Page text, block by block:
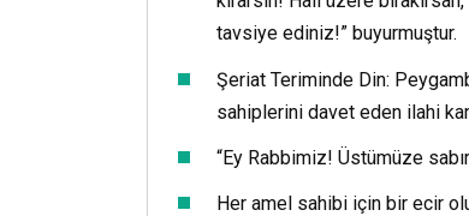
tavsiye ediniz!” buyurmuştur.
Şeriat Teriminde Din:
sahiplerini davet eden ilahi
“Ey Rabbimiz! Üstümüze
Her amel sahibi için bir ecir